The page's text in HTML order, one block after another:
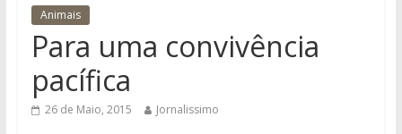
Animais
Para uma convivência
pacífica
26 de Maio, 2015 Jornalissimo